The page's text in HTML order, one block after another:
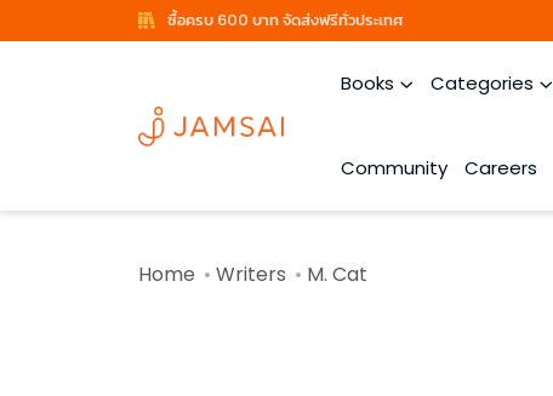
ซื้อครบ 600 บาท จัดส่งฟรีทั่วประเทศ
Books Categories
Community Careers
Home Writers M. Cat